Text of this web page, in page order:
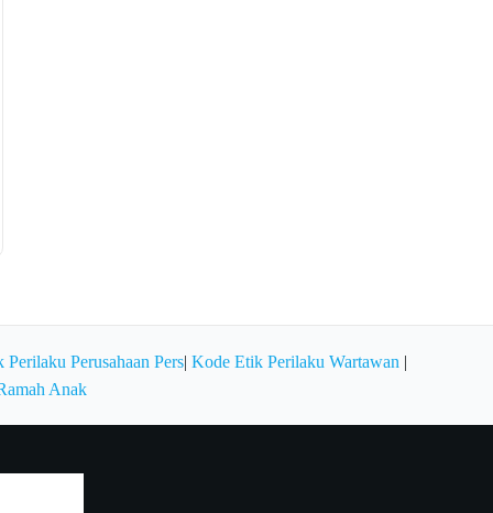
Perusahaan Pers| Kode Etik Perilaku Wartawan |
Anak